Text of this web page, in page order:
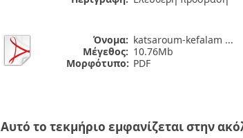
Όνομα: katsaroum-kefalam ...
Μέγεθος: 10.76Mb
Μορφότυπο: PDF
Αυτό το τεκμήριο εμφανίζεται στην